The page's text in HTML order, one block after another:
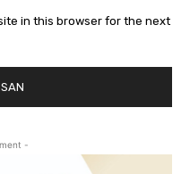
in this browser for the next
-